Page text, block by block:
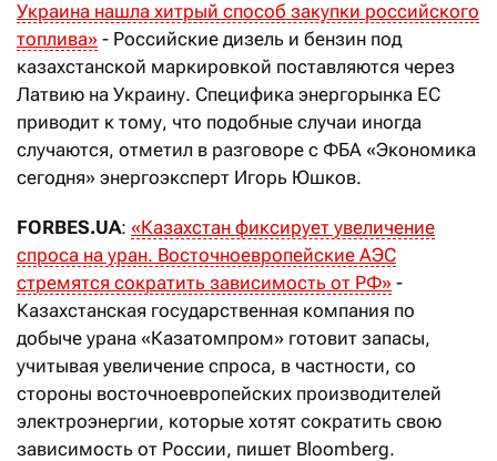
Украина нашла хитрый способ закупки российского
топлива» - Российские дизель и бензин под
казахстанской маркировкой поставляются через
Латвию на Украину. Специфика энергорынка ЕС
приводит к тому, что подобные случаи иногда
случаются, отметил в разговоре с ФБА «Экономика
сегодня» энергоэксперт Игорь Юшков.
FORBES.UA: «Казахстан фиксирует увеличение
спроса на уран. Восточноевропейские АЭС
стремятся сократить зависимость от РФ» -
Казахстанская государственная компания по
добыче урана «Казатомпром» готовит запасы,
учитывая увеличение спроса, в частности, со
стороны восточноевропейских производителей
электроэнергии, которые хотят сократить свою
зависимость от России, пишет Bloomberg.